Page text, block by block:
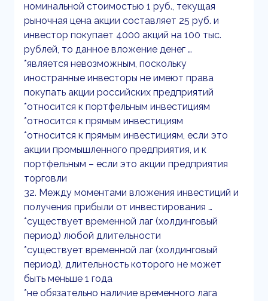
номинальной стоимостью 1 руб., текущая
рыночная цена акции составляет 25 руб. и
инвестор покупает 4000 акций на 100 тыс.
рублей, то данное вложение денег …
*является невозможным, поскольку
иностранные инвесторы не имеют права
покупать акции российских предприятий
*относится к портфельным инвестициям
*относится к прямым инвестициям
*относится к прямым инвестициям, если это
акции промышленного предприятия, и к
портфельным – если это акции предприятия
торговли
32. Между моментами вложения инвестиций и
получения прибыли от инвестирования …
*существует временной лаг (холдинговый
период) любой длительности
*существует временной лаг (холдинговый
период), длительность которого не может
быть меньше 1 года
*не обязательно наличие временного лага